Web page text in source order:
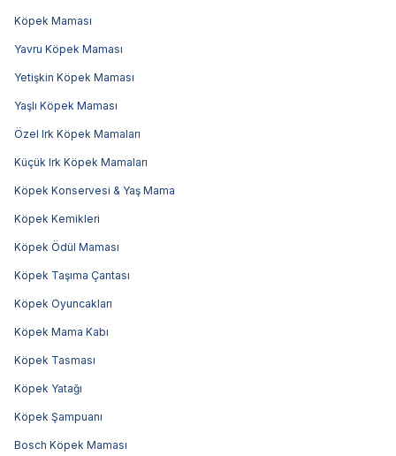
Köpek Maması
Yavru Köpek Maması
Yetişkin Köpek Maması
Yaşlı Köpek Maması
Özel Irk Köpek Mamaları
Küçük Irk Köpek Mamaları
Köpek Konservesi & Yaş Mama
Köpek Kemikleri
Köpek Ödül Maması
Köpek Taşıma Çantası
Köpek Oyuncakları
Köpek Mama Kabı
Köpek Tasması
Köpek Yatağı
Köpek Şampuanı
Bosch Köpek Maması